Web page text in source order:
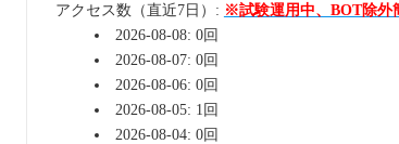
アクセス数（直近7日）: ※試験運用中、BOT除外
2026-08-08: 0回
2026-08-07: 0回
2026-08-06: 0回
2026-08-05: 1回
2026-08-04: 0回